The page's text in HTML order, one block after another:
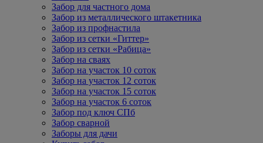
Забор для частного дома
Забор из металлического штакетника
Забор из профнастила
Забор из сетки «Гиттер»
Забор из сетки «Рабица»
Забор на сваях
Забор на участок 10 соток
Забор на участок 12 соток
Забор на участок 15 соток
Забор на участок 6 соток
Забор под ключ СПб
Забор сварной
Заборы для дачи